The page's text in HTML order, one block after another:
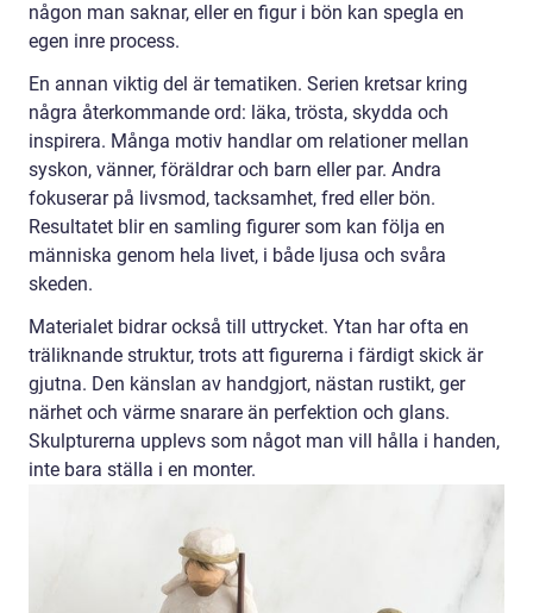
någon man saknar, eller en figur i bön kan spegla en
egen inre process.
En annan viktig del är tematiken. Serien kretsar kring
några återkommande ord: läka, trösta, skydda och
inspirera. Många motiv handlar om relationer mellan
syskon, vänner, föräldrar och barn eller par. Andra
fokuserar på livsmod, tacksamhet, fred eller bön.
Resultatet blir en samling figurer som kan följa en
människa genom hela livet, i både ljusa och svåra
skeden.
Materialet bidrar också till uttrycket. Ytan har ofta en
träliknande struktur, trots att figurerna i färdigt skick är
gjutna. Den känslan av handgjort, nästan rustikt, ger
närhet och värme snarare än perfektion och glans.
Skulpturerna upplevs som något man vill hålla i handen,
inte bara ställa i en monter.